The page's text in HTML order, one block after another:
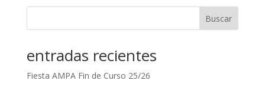
Buscar
entradas recientes
Fiesta AMPA Fin de Curso 25/26